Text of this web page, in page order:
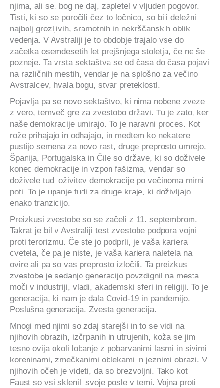
njima, ali se, bog ne daj, zapletel v vljuden pogovor.
Tisti, ki so se poročili čez to ločnico, so bili deležni
najbolj grozljivih, sramotnih in nekrščanskih oblik
vedenja. V Avstraliji je to obdobje trajalo vse do
začetka osemdesetih let prejšnjega stoletja, če ne še
pozneje. Ta vrsta sektaštva se od časa do časa pojavi
na različnih mestih, vendar je na splošno za večino
Avstralcev, hvala bogu, stvar preteklosti.
Pojavlja pa se novo sektaštvo, ki nima nobene zveze
z vero, temveč gre za zvestobo državi. Tu je zato, ker
naše demokracije umirajo. To je naravni proces. Kot
rože prihajajo in odhajajo, in medtem ko nekatere
pustijo semena za novo rast, druge preprosto umrejo.
Španija, Portugalska in Čile so države, ki so doživele
konec demokracije in vzpon fašizma, vendar so
doživele tudi oživitev demokracije po večinoma mirni
poti. To je upanje tudi za druge kraje, ki doživljajo
enako tranzicijo.
Preizkusi zvestobe so se začeli z 11. septembrom.
Takrat je bil v Avstraliji test zvestobe podpora vojni
proti terorizmu. Če ste jo podprli, je vaša kariera
cvetela, če pa je niste, je vaša kariera naletela na
ovire ali pa so vas preprosto izločili. Ta preizkus
zvestobe je sedanjo generacijo povzdignil na mesta
moči v industriji, vladi, akademski sferi in religiji. To je
generacija, ki nam je dala Covid-19 in pandemijo.
Poslušna generacija. Zvesta generacija.
Mnogi med njimi so zdaj starejši in to se vidi na
njihovih obrazih, izčrpanih in utrujenih, koža se jim
tesno ovija okoli lobanje z pobarvanimi lasmi in sivimi
koreninami, zmečkanimi oblekami in jeznimi obrazi. V
njihovih očeh je videti, da so brezvoljni. Tako kot
Faust so vsi sklenili svoje posle v temi. Vojna proti